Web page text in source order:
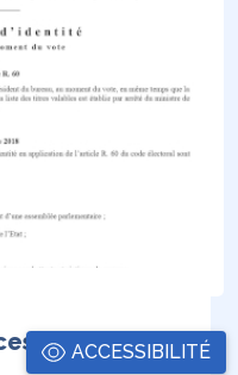
d'identité
ACCESSIBILITÉ